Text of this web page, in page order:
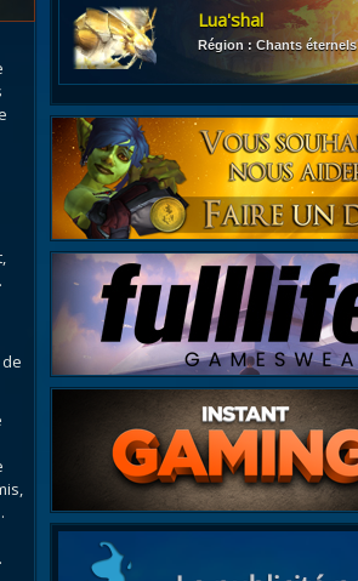
Lua'shal
Région : Chants éternels